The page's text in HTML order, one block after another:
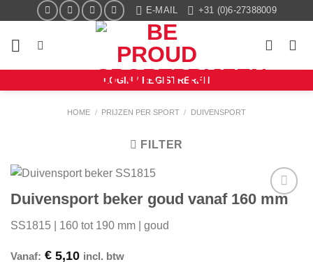
inhoud
E-MAIL +31 (0)6-27388009
LOGIN / REGISTREREN
HOME / PRIJZEN PER SPORT / DUIVENSPORT
FILTER
Aan mijn
Duivensport beker goud vanaf 160 mm
SS1815 | 160 tot 190 mm | goud
Vanaf: € 5,10 incl. btw